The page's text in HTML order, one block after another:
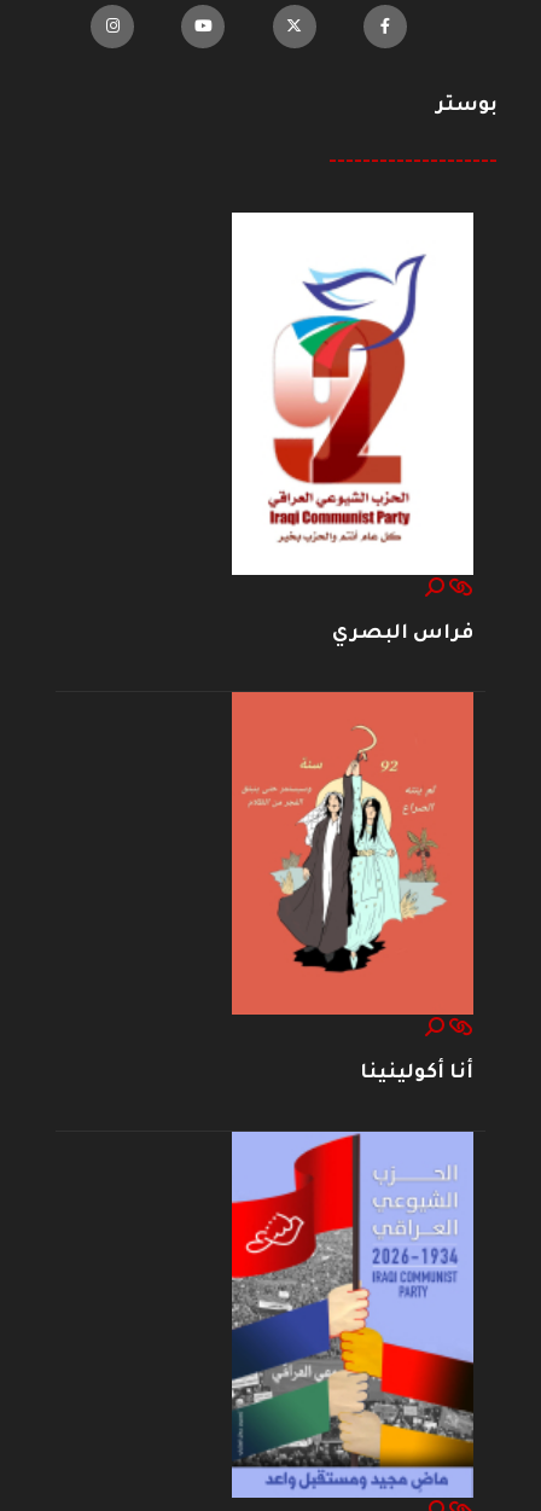
بوستر
--------------------
فراس البصري
أنا أكولينينا